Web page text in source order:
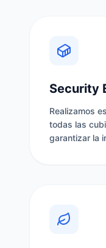
Security
Realizamos
todas las
garantizar la